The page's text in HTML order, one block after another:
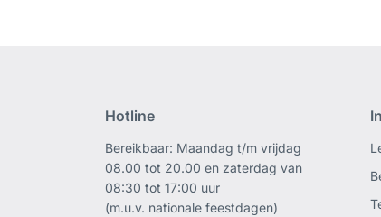
Hotline
Bereikbaar: Maandag t/m vrijdag
08.00 tot 20.00 en zaterdag van
08:30 tot 17:00 uur
(m.u.v. nationale feestdagen)